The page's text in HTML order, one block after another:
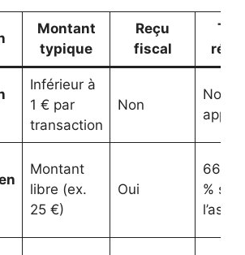
Montant
typique
Reçu
fiscal
Inférieur à
1 € par
transaction
Non
Non
Montant
libre (ex.
25 €)
Oui
66 %
%